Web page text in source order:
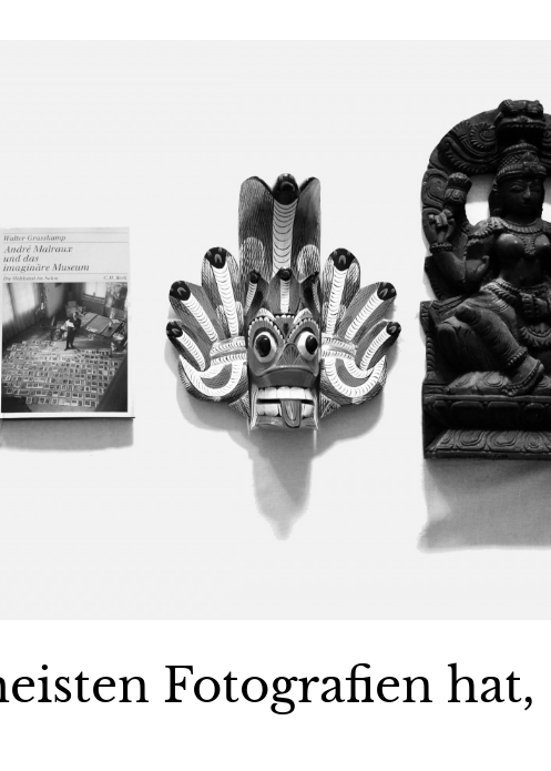
Fotografien hat,